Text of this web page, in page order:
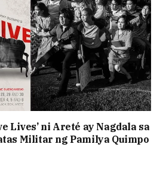
Lives’ ni Areté ay Nagdala sa
Militar ng Pamilya Quimpo